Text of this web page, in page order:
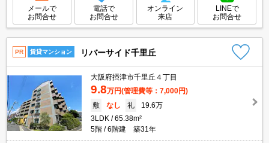
メールで
お問合せ
電話で
お問合せ
オンライン
来店
LINEで
お問合せ
PR 賃貸マンション リバーサイド千里丘
大阪府摂津市千里丘４丁目
9.8万円(管理費等：7,000円)
敷
なし 礼
19.6万
3LDK
65.38m²
5階
6階建 築31年